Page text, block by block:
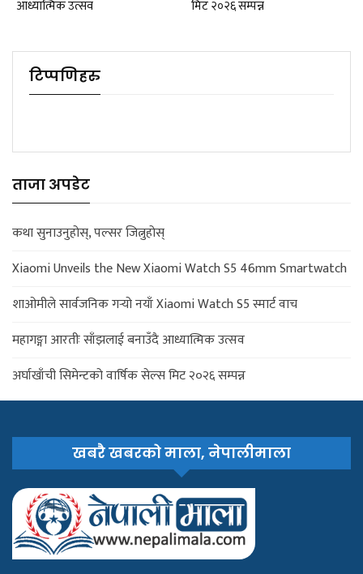
आध्यात्मिक उत्सव
मिट २०२६ सम्पन्न
टिप्पणिहरु
ताजा अपडेट
कथा सुनाउनुहोस्, पल्सर जित्नुहोस्
Xiaomi Unveils the New Xiaomi Watch S5 46mm Smartwatch
शाओमीले सार्वजनिक गर्‍यो नयाँ Xiaomi Watch S5 स्मार्ट वाच
महागङ्गा आरतीः साँझलाई बनाउँदै आध्यात्मिक उत्सव
अर्घाखाँची सिमेन्टको वार्षिक सेल्स मिट २०२६ सम्पन्न
खबरै खबरको माला, नेपालीमाला